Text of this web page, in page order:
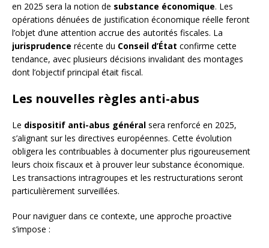
en 2025 sera la notion de substance économique. Les
opérations dénuées de justification économique réelle feront
l’objet d’une attention accrue des autorités fiscales. La
jurisprudence récente du Conseil d’État confirme cette
tendance, avec plusieurs décisions invalidant des montages
dont l’objectif principal était fiscal.
Les nouvelles règles anti-abus
Le dispositif anti-abus général sera renforcé en 2025,
s’alignant sur les directives européennes. Cette évolution
obligera les contribuables à documenter plus rigoureusement
leurs choix fiscaux et à prouver leur substance économique.
Les transactions intragroupes et les restructurations seront
particulièrement surveillées.
Pour naviguer dans ce contexte, une approche proactive
s’impose :